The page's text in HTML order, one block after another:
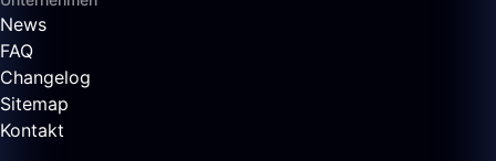
News
FAQ
Changelog
Sitemap
Kontakt